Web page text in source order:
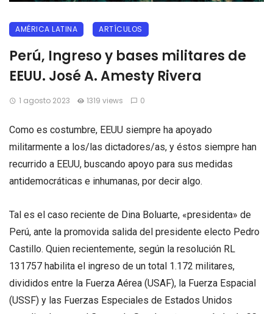
AMÉRICA LATINA ARTÍCULOS
Perú, Ingreso y bases militares de
EEUU. José A. Amesty Rivera
1 agosto 2023 1319 views 0
Como es costumbre, EEUU siempre ha apoyado
militarmente a los/las dictadores/as, y éstos siempre han
recurrido a EEUU, buscando apoyo para sus medidas
antidemocráticas e inhumanas, por decir algo.
Tal es el caso reciente de Dina Boluarte, «presidenta» de
Perú, ante la promovida salida del presidente electo Pedro
Castillo. Quien recientemente, según la resolución RL
131757 habilita el ingreso de un total 1.172 militares,
divididos entre la Fuerza Aérea (USAF), la Fuerza Espacial
(USSF) y las Fuerzas Especiales de Estados Unidos